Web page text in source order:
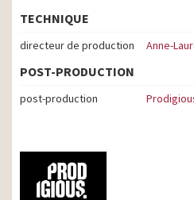
TECHNIQUE
directeur de production Anne-
POST-PRODUCTION
post-production